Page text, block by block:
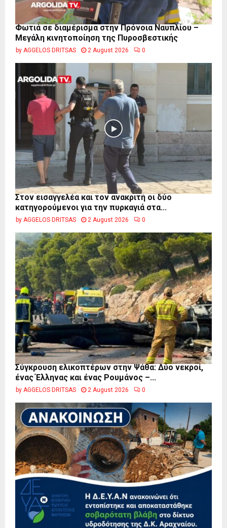
Φωτιά σε διαμέρισμα στην Πρόνοια Ναυπλίου –
Μεγάλη κινητοποίηση της Πυροσβεστικής
by AGGELOS DRITSAS 2 August 2026 0
Στον εισαγγελέα και τον ανακριτή οι δύο
κατηγορούμενοι για την πυρκαγιά στα...
by AGGELOS DRITSAS 2 August 2026 0
Σύγκρουση ελικοπτέρων στην Ψάθα: Δύο νεκροί,
ένας Έλληνας και ένας Ρουμάνος –...
by AGGELOS DRITSAS 2 August 2026 0